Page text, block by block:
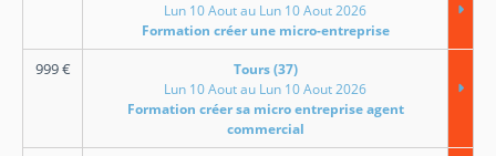
Lun 10 Aout au Lun 10 Aout 2026
Formation créer une micro-entreprise
999€
Tours (37)
Lun 10 Aout au Lun 10 Aout 2026
Formation créer sa micro entreprise agent
commercial